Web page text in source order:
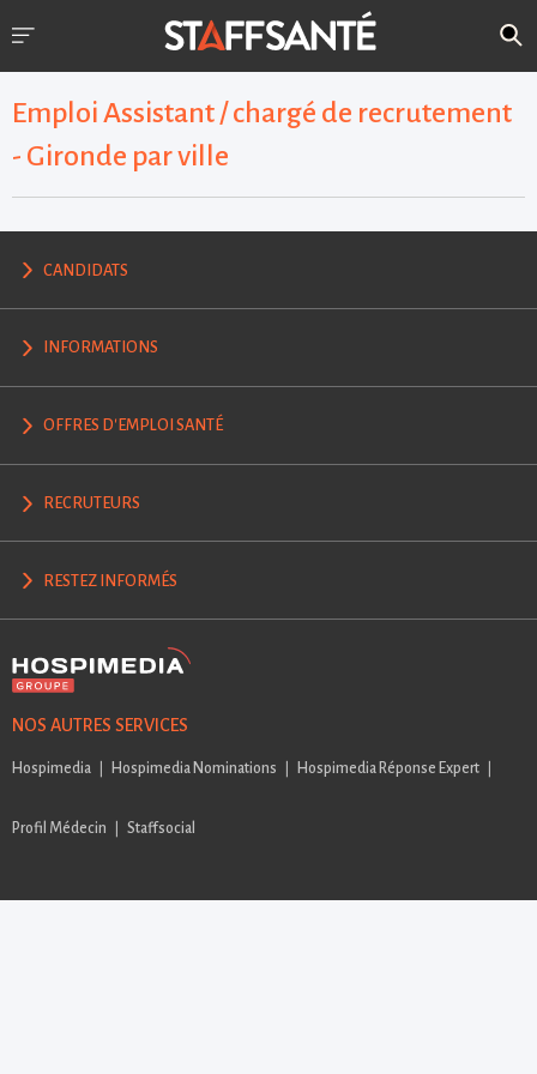
Emploi Assistant / chargé de recrutement
- Gironde par ville
CANDIDATS
INFORMATIONS
OFFRES D'EMPLOI SANTÉ
RECRUTEURS
RESTEZ INFORMÉS
NOS AUTRES SERVICES
Hospimedia Hospimedia Nominations Hospimedia Réponse Expert
Profil Médecin Staffsocial